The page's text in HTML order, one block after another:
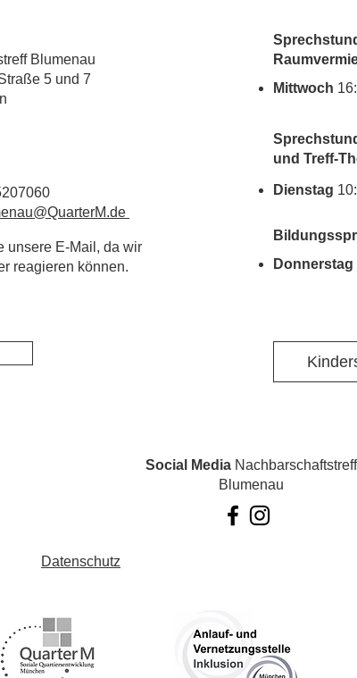
Blumenau
5 und 7
unsere E-Mail, da wir
reagieren können.
Mittwoch
und Treff-
Dienstag
Donnerstag
Social MediaNachbarschaftstreff
Blumenau
Datenschutz